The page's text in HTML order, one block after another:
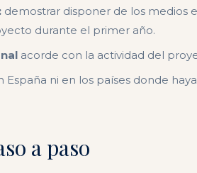
demostrar disponer de los medios
durante el primer año.
acorde con la actividad del
España ni en los países donde
a paso